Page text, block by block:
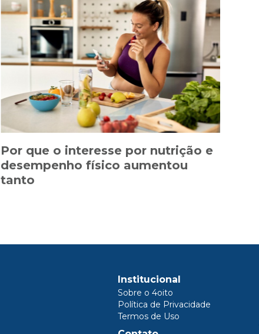
Por que o interesse por nutrição e
desempenho físico aumentou
tanto
Institucional
Sobre o 4oito
Política de Privacidade
Termos de Uso